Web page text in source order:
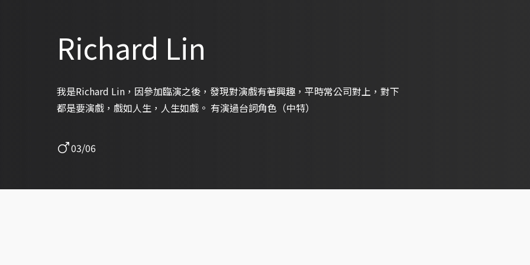
Richard Lin
我是Richard Lin，因參加臨演之後，發現對演戲有著興趣，平時常公司對上，對下
都是要演戲，戲如人生，人生如戲。 有演過台詞角色（中特）
03/06